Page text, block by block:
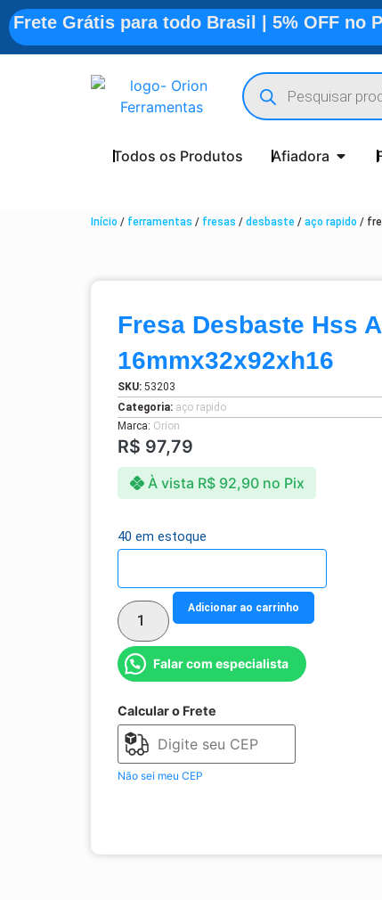
Frete Grátis para todo Brasil | 5% OFF no
Todos os Produtos Afiadora
Início / ferramentas / fresas / desbaste / aço rapido /
Fresa Desbaste Hss
16mmx32x92xh16
SKU: 53203
Categoria: aço rapido
Marca: Orion
R$ 97,79
À vista R$92,90 no Pix
40 em estoque
Adicionar ao carrinho
Falar com especialista
Calcular o Frete
Não sei meu CEP